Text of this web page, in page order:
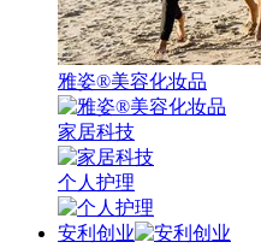
雅姿®美容化妆品
家居科技
个人护理
安利创业